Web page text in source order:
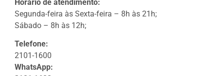
Horário de atendimento:
Segunda-feira às Sexta-feira – 8h às 21h;
Sábado – 8h às 12h;
Telefone:
2101-1600
WhatsApp: